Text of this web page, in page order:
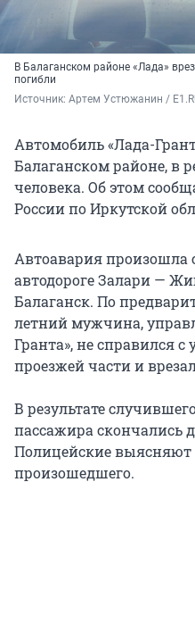
В Балаганском районе «Лада»
погибли
Источник: Артем Устюжанин /
Автомобиль «Лада-
Балаганском районе, в
человека. Об этом
России по Иркутской
Автоавария произошла
автодороге Залари —
Балаганск. По
летний мужчина,
Гранта», не справился с
проезжей части и
В результате
пассажира скончались
Полицейские выясняют
произошедшего.